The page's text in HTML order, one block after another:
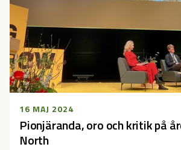
Pionjäranda, oro och kritik på
North
16 MAJ 2024